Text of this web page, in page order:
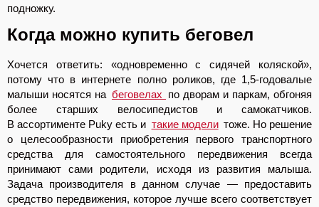
подножку.
Когда можно купить беговел
Хочется ответить: «одновременно с сидячей коляской»,
потому что в интернете полно роликов, где 1,5-годовалые
малыши носятся на беговелах по дворам и паркам, обгоняя
более старших велосипедистов и самокатчиков.
В ассортименте Puky есть и такие модели тоже. Но решение
о целесообразности приобретения первого транспортного
средства для самостоятельного передвижения всегда
принимают сами родители, исходя из развития малыша.
Задача производителя в данном случае — предоставить
средство передвижения, которое лучше всего соответствует